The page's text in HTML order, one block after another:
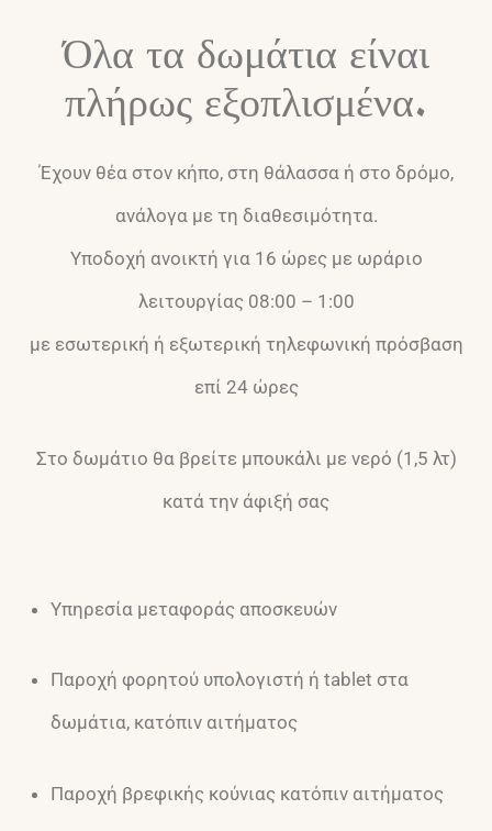
Όλα τα δωμάτια είναι
πλήρως εξοπλισμένα.
Έχουν θέα στον κήπο, στη θάλασσα ή στο δρόμο,
ανάλογα με τη διαθεσιμότητα.
Υποδοχή ανοικτή για 16 ώρες με ωράριο
λειτουργίας 08:00 – 1:00
με εσωτερική ή εξωτερική τηλεφωνική πρόσβαση
επί 24 ώρες
Στο δωμάτιο θα βρείτε μπουκάλι με νερό (1,5 λτ)
κατά την άφιξή σας
Υπηρεσία μεταφοράς αποσκευών
Παροχή φορητού υπολογιστή ή tablet στα
δωμάτια, κατόπιν αιτήματος
Παροχή βρεφικής κούνιας κατόπιν αιτήματος